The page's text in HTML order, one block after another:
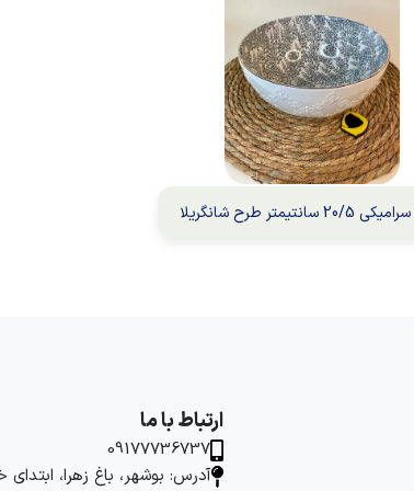
سانتیمتر طرح شانگریلا
ارتباط با ما
09177736737
آدرس: بوشهر، باغ زهرا،